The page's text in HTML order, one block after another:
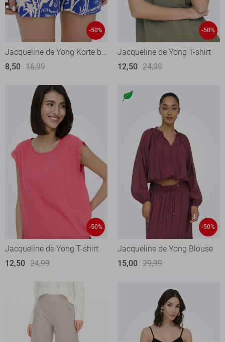
-50%
Jacqueline de Yong Korte broek
8,50 16,99
-50%
Jacqueline de Yong T-shirt
12,50 24,99
-50%
Jacqueline de Yong T-shirt
12,50 24,99
-50%
Jacqueline de Yong Blouse
15,00 29,99